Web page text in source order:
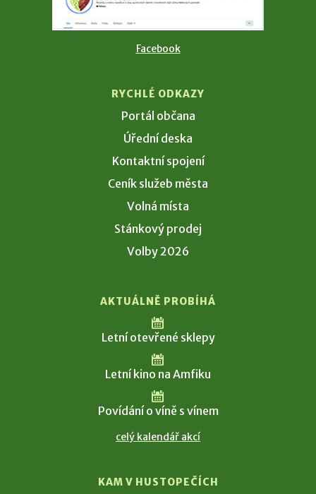
Facebook
RYCHLÉ ODKAZY
Portál občana
Úřední deska
Kontaktní spojení
Ceník služeb města
Volná místa
Stánkový prodej
Volby 2026
AKTUÁLNĚ PROBÍHÁ
Letní otevřené sklepy
Letní kino na Amfiku
Povídání o víně s vínem
celý kalendář akcí
KAM V HUSTOPEČÍCH